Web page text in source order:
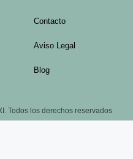
Contacto
Aviso Legal
Blog
Todos los derechos reservados